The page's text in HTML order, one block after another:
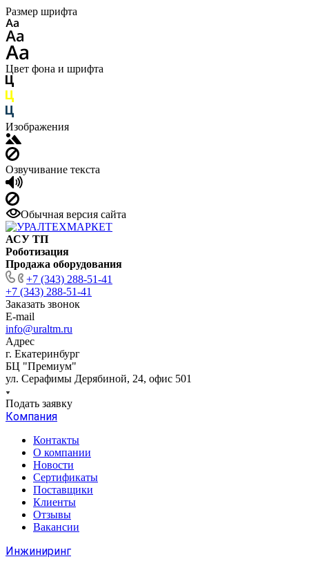
Размер шрифта
Цвет фона и шрифта
Изображения
Озвучивание текста
Обычная версия сайта
АСУ ТП
Роботизация
Продажа оборудования
+7 (343) 288-51-41
+7 (343) 288-51-41
Заказать звонок
E-mail
info@uraltm.ru
Адрес
г. Екатеринбург
БЦ "Премиум"
ул. Серафимы Дерябиной, 24, офис 501
Подать заявку
Компания
Контакты
О компании
Новости
Сертификаты
Поставщики
Клиенты
Отзывы
Вакансии
Инжиниринг